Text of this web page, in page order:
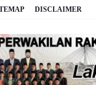
DISCLAIMER